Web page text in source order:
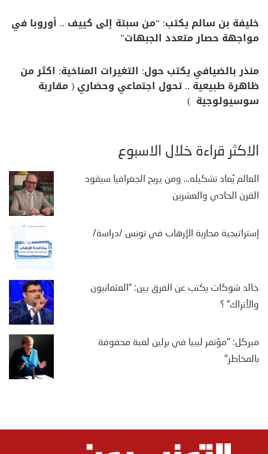
خليفة بن سالم يكتب: “من سبتة إلى كييف .. أوروبا في
مواجهة حصار متعدد الجبهات”
منذر بالضيافي يكتب حول: التغيرات المناخية: اكثر من
ظاهرة طبيعية .. تحول اجتماعي وحضاري ( مقاربة
سوسيولوجية )
الأكثر قراءة خلال الأسبوع
العالم يُعاد تشكيله… ومن يربح الجغرافيا سيقود
القرن الحادي والعشرين
إستراتيجية محاربة الإرهاب في تونس /دراسة/
خالد شوكات يكتب عن الفرق بين: “العثمانيون
والأتراك” ؟
ميركل: "مؤتمر ليبيا في برلين لعبة محفوفة
بالمخاطر"